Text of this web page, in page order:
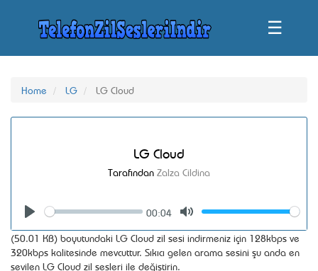
☰
Home LG LG Cloud
LG Cloud
Tarafından Zalza Cildina
Seek
00:04
Volume
(50.01 KB) boyutundaki LG Cloud zil sesi indirmeniz için 128kbps ve
320kbps kalitesinde mevcuttur. Sıkıcı gelen arama sesini şu anda en
sevilen LG Cloud zil sesleri ile değiştirin.